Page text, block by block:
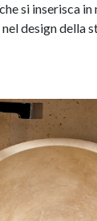
si inserisca in
design della